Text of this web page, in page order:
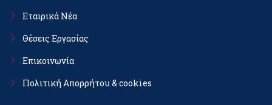
Εταιρικά Νέα
Θέσεις Εργασίας
Επικοινωνία
Πολιτική Απορρήτου & cookies